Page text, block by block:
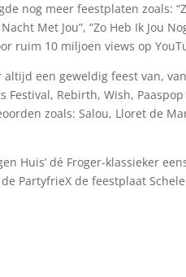
nog meer feestplaten zoals:
Met Jou”, “Zo Heb Ik Jou
ruim 10 miljoen views op
een geweldig feest van,
Festival, Rebirth, Wish,
zoals: Salou, Lloret de
Huis’ dé Froger-klassieker
PartyfrieX de feestplaat